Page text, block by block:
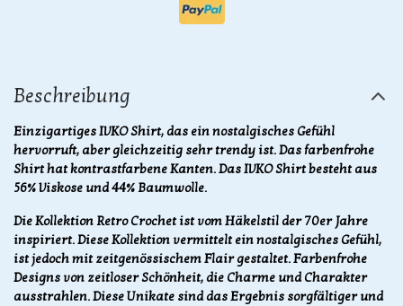
Beschreibung
Einzigartiges IVKO Shirt, das ein nostalgisches Gefühl
hervorruft, aber gleichzeitig sehr trendy ist. Das farbenfrohe
Shirt hat kontrastfarbene Kanten. Das IVKO Shirt besteht aus
56% Viskose und 44% Baumwolle.
Die Kollektion Retro Crochet ist vom Häkelstil der 70er Jahre
inspiriert. Diese Kollektion vermittelt ein nostalgisches Gefühl,
ist jedoch mit zeitgenössischem Flair gestaltet. Farbenfrohe
Designs von zeitloser Schönheit, die Charme und Charakter
ausstrahlen. Diese Unikate sind das Ergebnis sorgfältiger und